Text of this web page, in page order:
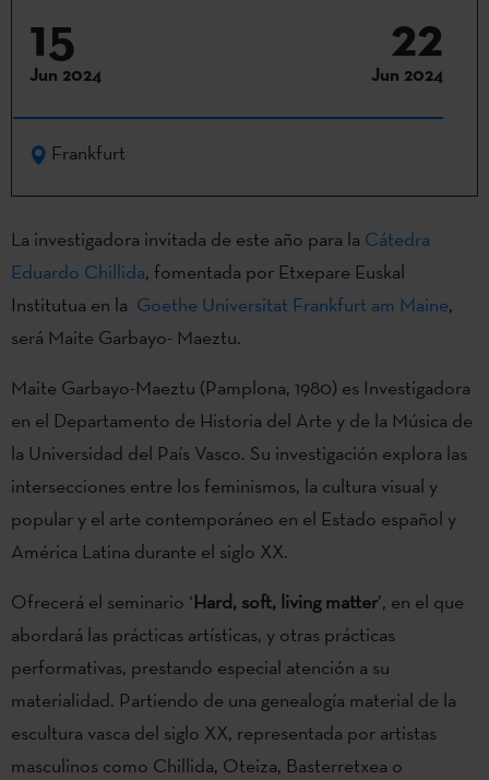
15
Jun 2024
22
Jun 2024
Frankfurt
La investigadora invitada de este año para la Cátedra
Eduardo Chillida, fomentada por Etxepare Euskal
Institutua en la Goethe Universitat Frankfurt am Maine,
será Maite Garbayo- Maeztu.
Maite Garbayo-Maeztu (Pamplona, 1980) es Investigadora
en el Departamento de Historia del Arte y de la Música de
la Universidad del País Vasco. Su investigación explora las
intersecciones entre los feminismos, la cultura visual y
popular y el arte contemporáneo en el Estado español y
América Latina durante el siglo XX.
Ofrecerá el seminario ‘Hard, soft, living matter’, en el que
abordará las prácticas artísticas, y otras prácticas
performativas, prestando especial atención a su
materialidad. Partiendo de una genealogía material de la
escultura vasca del siglo XX, representada por artistas
masculinos como Chillida, Oteiza, Basterretxea o